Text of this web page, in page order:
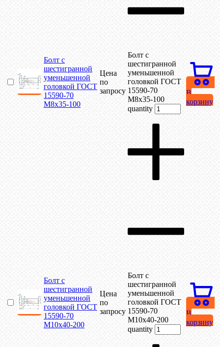
Болт с
шестигранной
уменьшенной
головкой ГОСТ
15590-70
М8х35-100
Цена
по
запросу
Болт с
шестигранной
уменьшенной
головкой ГОСТ
15590-70
М8х35-100
quantity
В
корзину
Болт с
шестигранной
уменьшенной
головкой ГОСТ
15590-70
М10х40-200
Цена
по
запросу
Болт с
шестигранной
уменьшенной
головкой ГОСТ
15590-70
М10х40-200
quantity
В
корзину